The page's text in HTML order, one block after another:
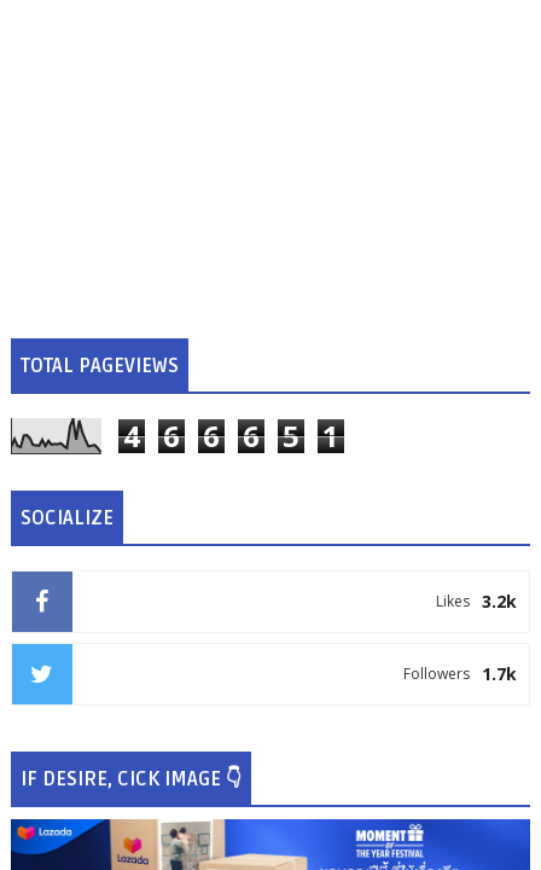
TOTAL PAGEVIEWS
4 6 6 6 5 1
SOCIALIZE
3.2k
Likes
1.7k
Followers
IF DESIRE, CICK IMAGE 👇